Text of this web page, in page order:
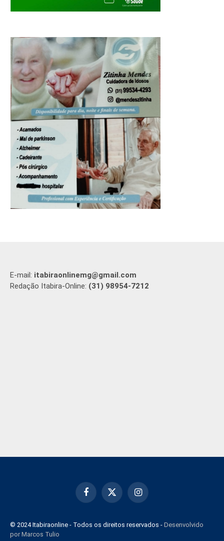
E-mail: itabiraonlinemg@gmail.com
Redação Itabira-Online: (31) 98954-7212
Facebook
X
Instagram
© 2024 Itabiraonline - Todos os direitos reservados - Desenvolvido
por Marcos Tulio